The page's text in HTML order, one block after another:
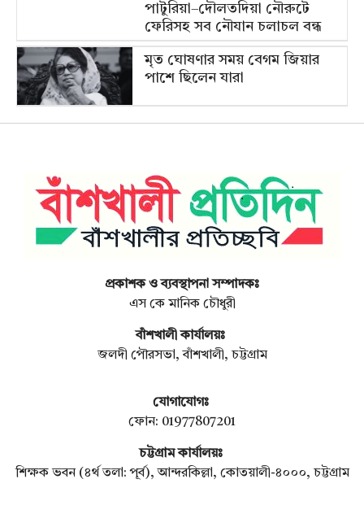
পাটুরিয়া–দৌলতদিয়া নৌরুটে
ফেরিসহ সব নৌযান চলাচল বন্ধ
মৃত ঘোষণার সময় বেগম জিয়ার
পাশে ছিলেন যারা
প্রকাশক ও ব্যবস্থাপনা সম্পাদকঃ
এস কে মানিক চৌধুরী
বাঁশখালী কার্যালয়ঃ
জলদী পৌরসভা, বাঁশখালী, চট্টগ্রাম
যোগাযোগঃ
ফোন: 01977807201
চট্টগ্রাম কার্যালয়ঃ
শিক্ষক ভবন (৪র্থ তলা: পূর্ব), আন্দরকিল্লা, কোতয়ালী-৪০০০, চট্টগ্রাম